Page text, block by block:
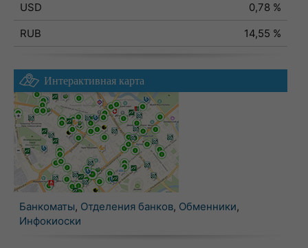
USD
0,78 %
RUB
14,55 %
Интерактивная карта
Банкоматы, Отделения банков, Обменники,
Инфокиоски